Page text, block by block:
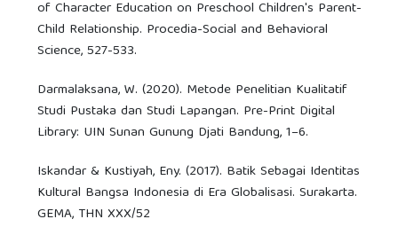
of Character Education on Preschool Children's Parent-
Child Relationship. Procedia-Social and Behavioral
Science, 527-533.
Darmalaksana, W. (2020). Metode Penelitian Kualitatif
Studi Pustaka dan Studi Lapangan. Pre-Print Digital
Library: UIN Sunan Gunung Djati Bandung, 1–6.
Iskandar & Kustiyah, Eny. (2017). Batik Sebagai Identitas
Kultural Bangsa Indonesia di Era Globalisasi. Surakarta.
GEMA, THN XXX/52